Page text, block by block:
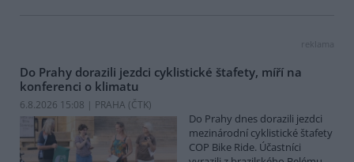
reklama
Do Prahy dorazili jezdci cyklistické štafety, míří na
konferenci o klimatu
6.8.2026 15:08 | PRAHA (ČTK)
Do Prahy dnes dorazili jezdci
mezinárodní cyklistické štafety
COP Bike Ride. Účastníci